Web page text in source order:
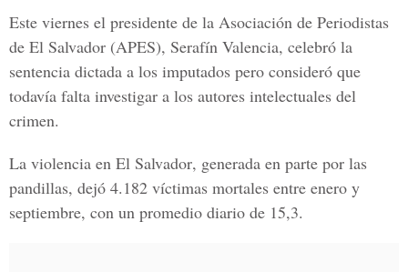
Este viernes el presidente de la Asociación de Periodistas
de El Salvador (APES), Serafín Valencia, celebró la
sentencia dictada a los imputados pero consideró que
todavía falta investigar a los autores intelectuales del
crimen.
La violencia en El Salvador, generada en parte por las
pandillas, dejó 4.182 víctimas mortales entre enero y
septiembre, con un promedio diario de 15,3.